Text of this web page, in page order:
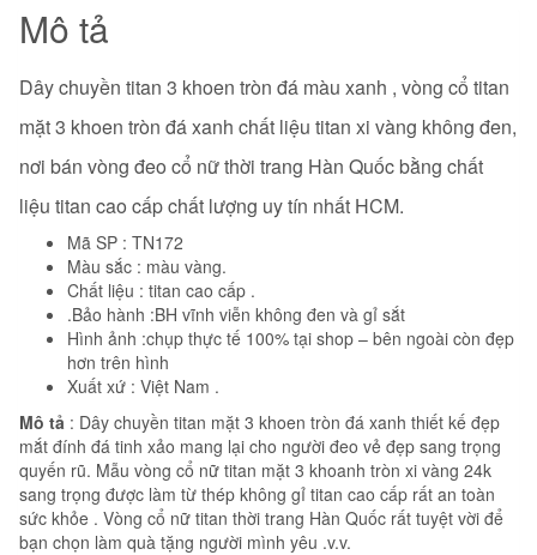
Mô tả
Dây chuyền titan 3 khoen tròn đá màu xanh , vòng cổ titan
mặt 3 khoen tròn đá xanh chất liệu titan xi vàng không đen,
nơi bán vòng đeo cổ nữ thời trang Hàn Quốc bằng chất
liệu titan cao cấp chất lượng uy tín nhất HCM.
Mã SP : TN172
Màu sắc : màu vàng.
Chất liệu : titan cao cấp .
.Bảo hành :BH vĩnh viễn không đen và gỉ sắt
Hình ảnh :chụp thực tế 100% tại shop – bên ngoài còn đẹp
hơn trên hình
Xuất xứ : Việt Nam .
Mô tả : Dây chuyền titan mặt 3 khoen tròn đá xanh thiết kế đẹp
mắt đính đá tinh xảo mang lại cho người đeo vẻ đẹp sang trọng
quyến rũ. Mẫu vòng cổ nữ titan mặt 3 khoanh tròn xi vàng 24k
sang trọng được làm từ thép không gỉ titan cao cấp rất an toàn
sức khỏe . Vòng cổ nữ titan thời trang Hàn Quốc rất tuyệt vời để
bạn chọn làm quà tặng người mình yêu .v.v.